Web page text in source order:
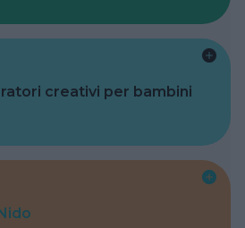
creativi per bambini